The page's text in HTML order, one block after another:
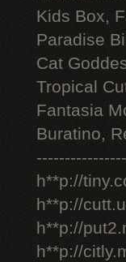
Kids Box,
Paradise
Cat
Tropical
Fantasia
Buratino,
h**p://
h**p://
h**p://
h**p://